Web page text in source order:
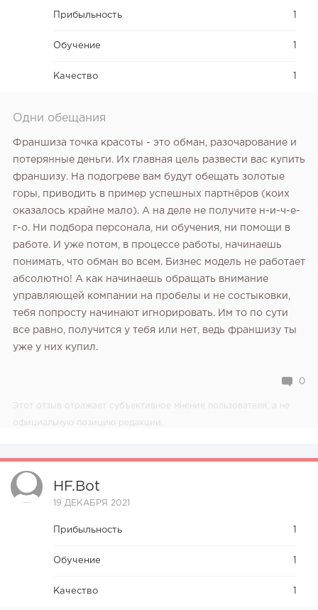
Прибыльность
Обучение
Качество
Одни обещания
Франшиза точка красоты - это обман, разочарование и
потерянные деньги. Их главная цель развести вас купить
франшизу. На подогреве вам будут обещать золотые
горы, приводить в пример успешных партнёров (коих
оказалось крайне мало). А на деле не получите н-и-ч-е-
г-о. Ни подбора персонала, ни обучения, ни помощи в
работе. И уже потом, в процессе работы, начинаешь
понимать, что обман во всем. Бизнес модель не работает
абсолютно! А как начинаешь обращать внимание
управляющей компании на пробелы и не состыковки,
тебя попросту начинают игнорировать. Им то по сути
все равно, получится у тебя или нет, ведь франшизу ты
уже у них купил.
0
Этот отзыв отражает субъективное мнение пользователя, а не
официальную позицию редакции.
HF.bot
19 ДЕКАБРЯ 2021
Прибыльность
Обучение
Качество